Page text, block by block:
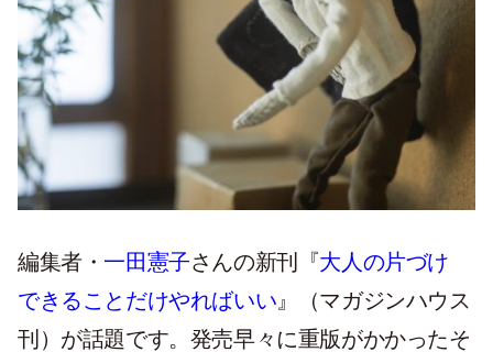
編集者・ 一田憲子さんの新刊『大人の片づけ
できることだけやればいい 』（マガジンハウス
刊）が話題です。発売早々に重版がかかったそ